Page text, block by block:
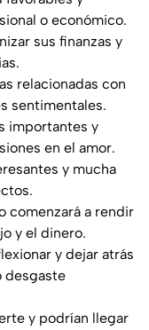
o económico.
sus finanzas y
relacionadas con
sentimentales.
importantes y
en el amor.
y mucha
comenzará a rendir
y el dinero.
y dejar atrás
desgaste
y podrían llegar